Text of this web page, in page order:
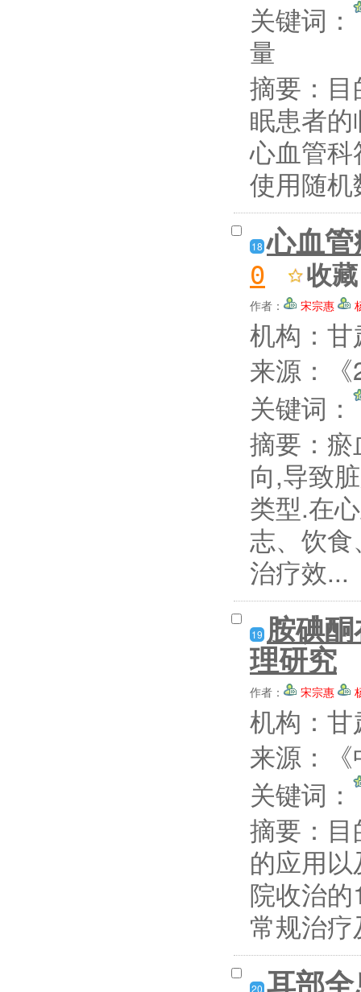
关键词：
量
摘要：
眠患者
心血管
使用随
18 心血
0 收藏
作者： 宋宗惠
机构：
来源：
关键词：
摘要： 瘀
向,导致
类型.在
志、饮
治疗效...
19 胺碘
理研究
作者： 宋宗惠
机构：
来源：
关键词：
摘要：
的应用
院收治
常规治
20 耳部